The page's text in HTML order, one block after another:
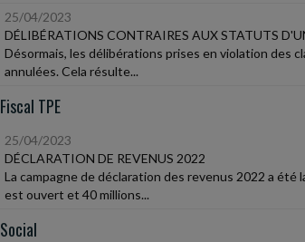
25/04/2023
DÉLIBÉRATIONS CONTRAIRES AUX STATUTS
Désormais, les délibérations prises en violation des
annulées. Cela résulte...
Fiscal TPE
25/04/2023
DÉCLARATION DE REVENUS 2022
La campagne de déclaration des revenus 2022 a
est ouvert et 40 millions...
Social